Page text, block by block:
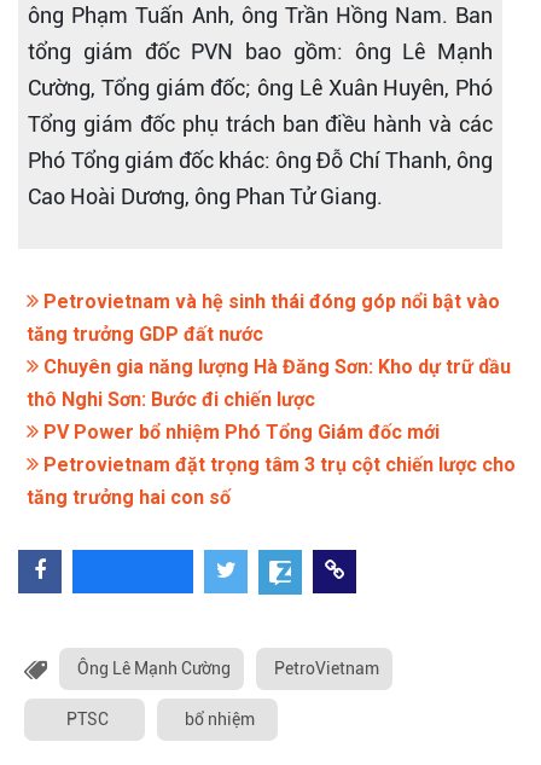
ông Phạm Tuấn Anh, ông Trần Hồng Nam. Ban
tổng giám đốc PVN bao gồm: ông Lê Mạnh
Cường, Tổng giám đốc; ông Lê Xuân Huyên, Phó
Tổng giám đốc phụ trách ban điều hành và các
Phó Tổng giám đốc khác: ông Đỗ Chí Thanh, ông
Cao Hoài Dương, ông Phan Tử Giang.
Petrovietnam và hệ sinh thái đóng góp nổi bật vào
tăng trưởng GDP đất nước
Chuyên gia năng lượng Hà Đăng Sơn: Kho dự trữ dầu
thô Nghi Sơn: Bước đi chiến lược
PV Power bổ nhiệm Phó Tổng Giám đốc mới
Petrovietnam đặt trọng tâm 3 trụ cột chiến lược cho
tăng trưởng hai con số
Ông Lê Mạnh Cường PetroVietnam
PTSC bổ nhiệm